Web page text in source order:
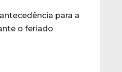
para a
o feriado